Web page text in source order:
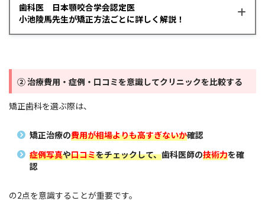
歯科医 日本顎咬合学会認定医
小池陵馬先生が矯正方法ごとに詳しく解説！
小池先生
は異なります。
それぞれの矯正治療の特徴を理解することが大
ワイヤー矯正って、専門的にはどんな治療です
② 治療費用・症例・口コミを意識してクリニックを比較する
矯正歯科を選ぶ際は、
矯正治療の費用が相場よりも高すぎないか確認
症例写真や口コミをチェックして、歯科医師の技術力を確
認
の2点を意識することが重要です。